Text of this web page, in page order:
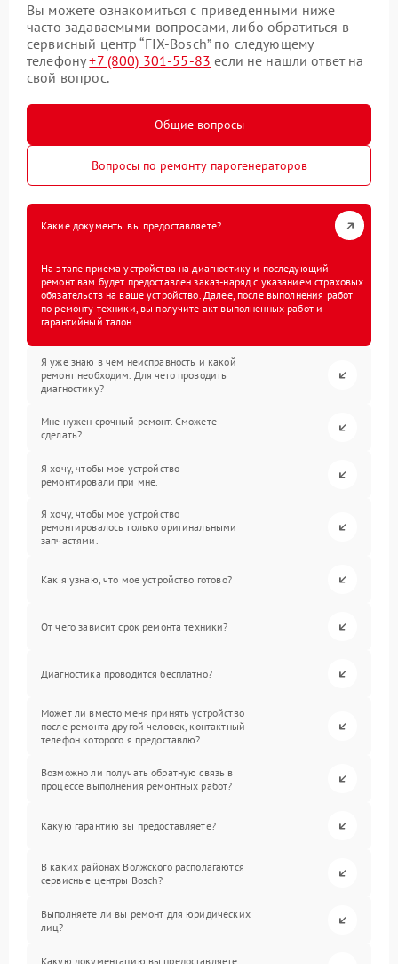
Вы можете ознакомиться с приведенными ниже
часто задаваемыми вопросами, либо обратиться в
сервисный центр “FIX-Bosch” по следующему
телефону+7 (800) 301-55-83 если не нашли ответ на
свой вопрос.
Общие вопросы
Вопросы по ремонту парогенераторов
Какие документы вы предоставляете?
На этапе приема устройства на диагностику и последующий
ремонт вам будет предоставлен заказ-наряд с указанием страховых
обязательств на ваше устройство. Далее, после выполнения работ
по ремонту техники, вы получите акт выполненных работ и
гарантийный талон.
Я уже знаю в чем неисправность и какой
ремонт необходим. Для чего проводить
диагностику?
Мне нужен срочный ремонт. Сможете
сделать?
Я хочу, чтобы мое устройство
ремонтировали при мне.
Я хочу, чтобы мое устройство
ремонтировалось только оригинальными
запчастями.
Как я узнаю, что мое устройство готово?
От чего зависит срок ремонта техники?
Диагностика проводится бесплатно?
Может ли вместо меня принять устройство
после ремонта другой человек, контактный
телефон которого я предоставлю?
Возможно ли получать обратную связь в
процессе выполнения ремонтных работ?
Какую гарантию вы предоставляете?
В каких районах Волжского располагаются
сервисные центры Bosch?
Выполняете ли вы ремонт для юридических
лиц?
Какую документацию вы предоставляете